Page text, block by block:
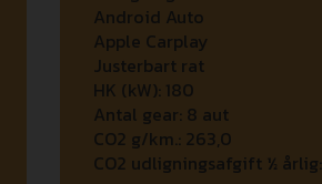
Android Auto
Apple Carplay
Justerbart rat
HK (kW): 180
Antal gear: 8 aut
CO2 g/km.: 263,0
CO2 udligningsafgift ½ årlig: